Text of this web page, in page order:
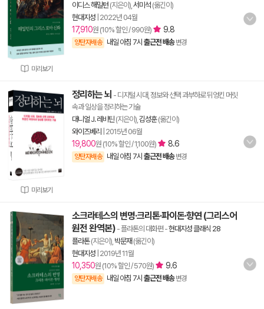
미리보기
이디스 해밀턴 (지은이), 서미석 (옮긴이)
현대지성 2022년 04월
17,910원 (10% 할인 / 990원) 9.8
양탄자배송 내일 아침 7시 출근전 배송 변경
미리보기
정리하는 뇌 - 디지털 시대, 정보와 선택 과부하로 뒤엉킨 머릿
속과 일상을 정리하는 기술
대니얼 J. 레비틴 (지은이), 김성훈(옮긴이)
와이즈베리
2015년 06월
19,800원 (10% 할인 / 1,100원) 8.6
양탄자배송 내일 아침 7시 출근전 배송 변경
소크라테스의 변명·크리톤·파이돈·향연 (그리스어
원전 완역본) - 플라톤의 대화편 -현대지성 클래식 28
플라톤(지은이), 박문재 (옮긴이)
현대지성 2019년 11월
10,350원 (10% 할인 / 570원) 9.6
양탄자배송 내일 아침 7시 출근전 배송 변경